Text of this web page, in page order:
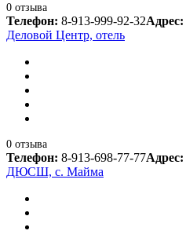
0 отзыва
Телефон: 8-913-999-92-32Адрес:
Деловой Центр, отель
0 отзыва
Телефон: 8-913-698-77-77Адрес:
ДЮСШ, с. Майма